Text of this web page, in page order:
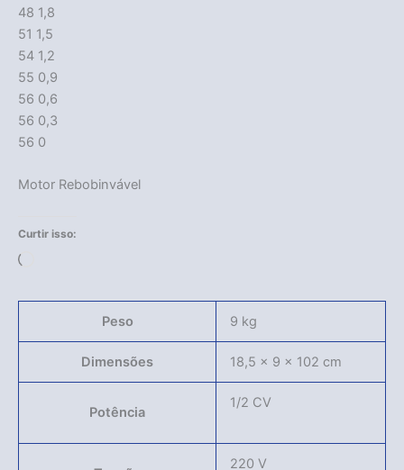
48 1,8
51 1,5
54 1,2
55 0,9
56 0,6
56 0,3
56 0
Motor Rebobinvável
Curtir isso:
Peso 9 kg
Dimensões 18,5 × 9 × 102 cm
Potência
1/2 CV
220 V